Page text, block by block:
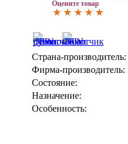
Оцените товар
Страна-производитель:
Фирма-производитель:
Состояние:
Назначение:
Особенность: